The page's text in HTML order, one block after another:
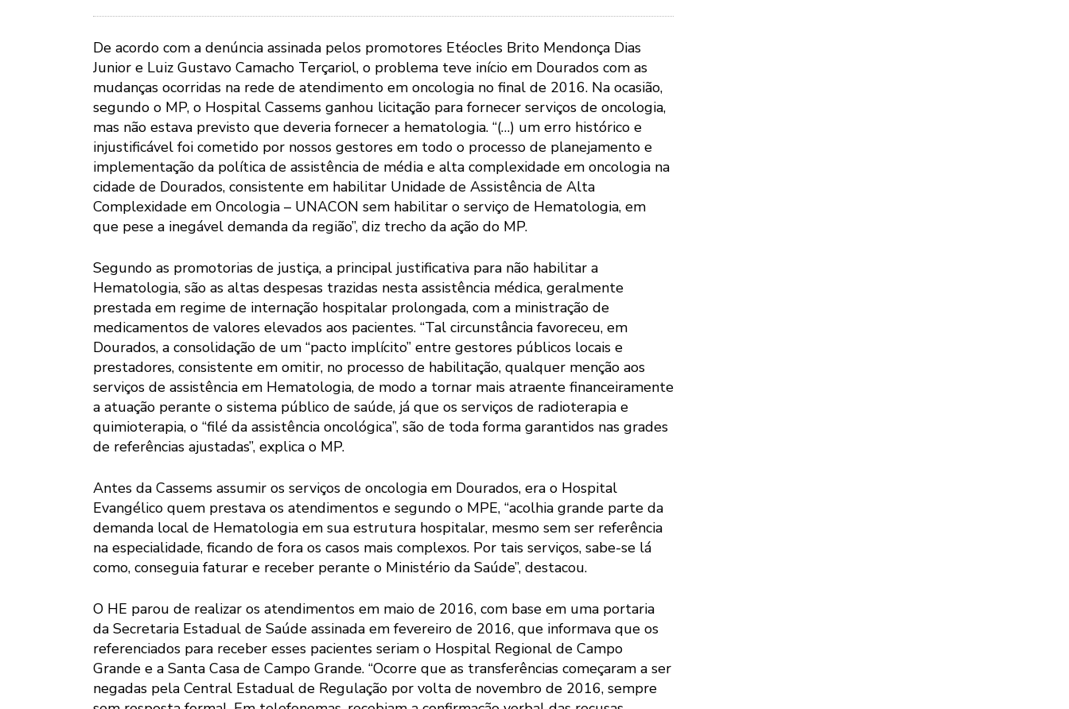
De acordo com a denúncia assinada pelos promotores Etéocles Brito Mendonça Dias
Junior e Luiz Gustavo Camacho Terçariol, o problema teve início em Dourados com as
mudanças ocorridas na rede de atendimento em oncologia no final de 2016. Na ocasião,
segundo o MP, o Hospital Cassems ganhou licitação para fornecer serviços de oncologia,
mas não estava previsto que deveria fornecer a hematologia. “(…) um erro histórico e
injustificável foi cometido por nossos gestores em todo o processo de planejamento e
implementação da política de assistência de média e alta complexidade em oncologia na
cidade de Dourados, consistente em habilitar Unidade de Assistência de Alta
Complexidade em Oncologia – UNACON sem habilitar o serviço de Hematologia, em
que pese a inegável demanda da região”, diz trecho da ação do MP.
Segundo as promotorias de justiça, a principal justificativa para não habilitar a
Hematologia, são as altas despesas trazidas nesta assistência médica, geralmente
prestada em regime de internação hospitalar prolongada, com a ministração de
medicamentos de valores elevados aos pacientes. “Tal circunstância favoreceu, em
Dourados, a consolidação de um “pacto implícito” entre gestores públicos locais e
prestadores, consistente em omitir, no processo de habilitação, qualquer menção aos
serviços de assistência em Hematologia, de modo a tornar mais atraente financeiramente
a atuação perante o sistema público de saúde, já que os serviços de radioterapia e
quimioterapia, o “filé da assistência oncológica”, são de toda forma garantidos nas grades
de referências ajustadas”, explica o MP.
Antes da Cassems assumir os serviços de oncologia em Dourados, era o Hospital
Evangélico quem prestava os atendimentos e segundo o MPE, “acolhia grande parte da
demanda local de Hematologia em sua estrutura hospitalar, mesmo sem ser referência
na especialidade, ficando de fora os casos mais complexos. Por tais serviços, sabe-se lá
como, conseguia faturar e receber perante o Ministério da Saúde”, destacou.
O HE parou de realizar os atendimentos em maio de 2016, com base em uma portaria
da Secretaria Estadual de Saúde assinada em fevereiro de 2016, que informava que os
referenciados para receber esses pacientes seriam o Hospital Regional de Campo
Grande e a Santa Casa de Campo Grande. “Ocorre que as transferências começaram a ser
negadas pela Central Estadual de Regulação por volta de novembro de 2016, sempre